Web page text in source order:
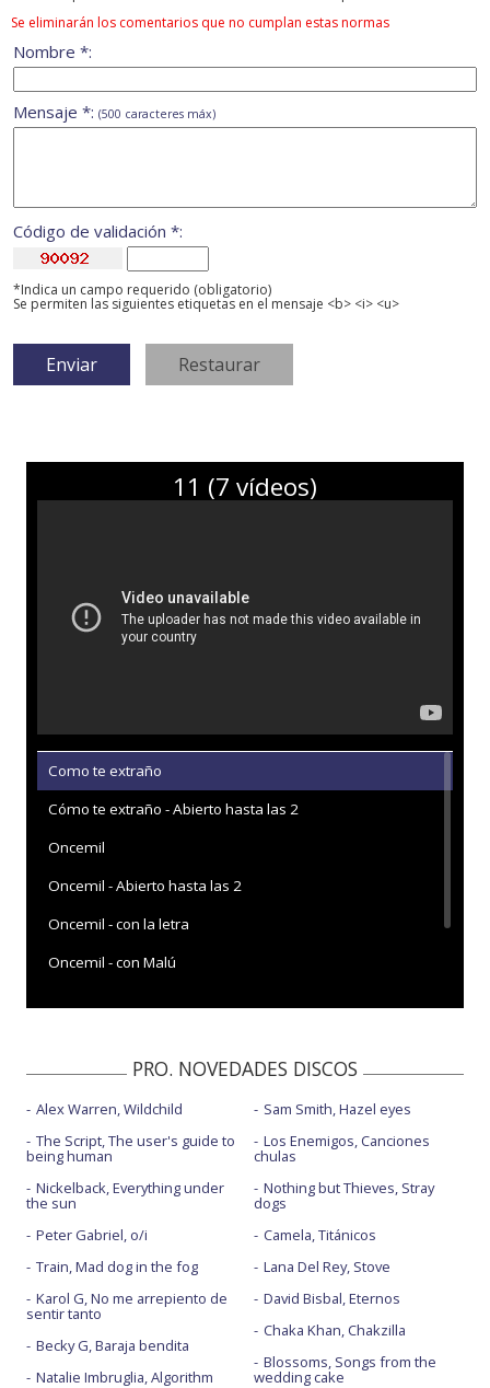
Se eliminarán los comentarios que no cumplan estas normas
Nombre *:
Mensaje *: (500 caracteres máx)
Código de validación *:
*Indica un campo requerido (obligatorio)
Se permiten las siguientes etiquetas en el mensaje <b> <i> <u>
11 (7 vídeos)
Como te extraño
Cómo te extraño - Abierto hasta las 2
Oncemil
Oncemil - Abierto hasta las 2
Oncemil - con la letra
Oncemil - con Malú
PRO. NOVEDADES DISCOS
Alex Warren, Wildchild
The Script, The user's guide to
being human
Nickelback, Everything under
the sun
Peter Gabriel, o/i
Train, Mad dog in the fog
Karol G, No me arrepiento de
sentir tanto
Becky G, Baraja bendita
Natalie Imbruglia, Algorithm
Sam Smith, Hazel eyes
Los Enemigos, Canciones
chulas
Nothing but Thieves, Stray
dogs
Camela, Titánicos
Lana Del Rey, Stove
David Bisbal, Eternos
Chaka Khan, Chakzilla
Blossoms, Songs from the
wedding cake